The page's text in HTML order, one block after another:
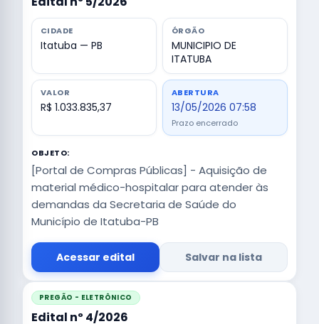
CIDADE
Itatuba — PB
ÓRGÃO
MUNICIPIO DE
ITATUBA
VALOR
R$ 1.033.835,37
ABERTURA
13/05/2026 07:58
Prazo encerrado
OBJETO:
[Portal de Compras Públicas] - Aquisição de
material médico-hospitalar para atender às
demandas da Secretaria de Saúde do
Município de Itatuba-PB
Acessar edital Salvar na lista
PREGÃO - ELETRÔNICO
Edital nº 4/2026